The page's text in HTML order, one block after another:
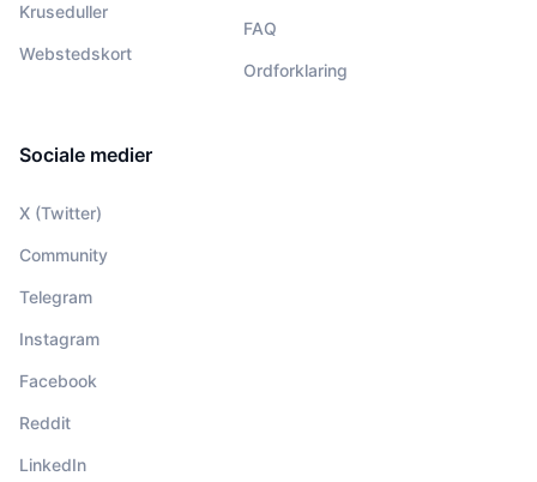
Kruseduller
Webstedskort
FAQ
Ordforklaring
Sociale medier
X (Twitter)
Community
Telegram
Instagram
Facebook
Reddit
LinkedIn